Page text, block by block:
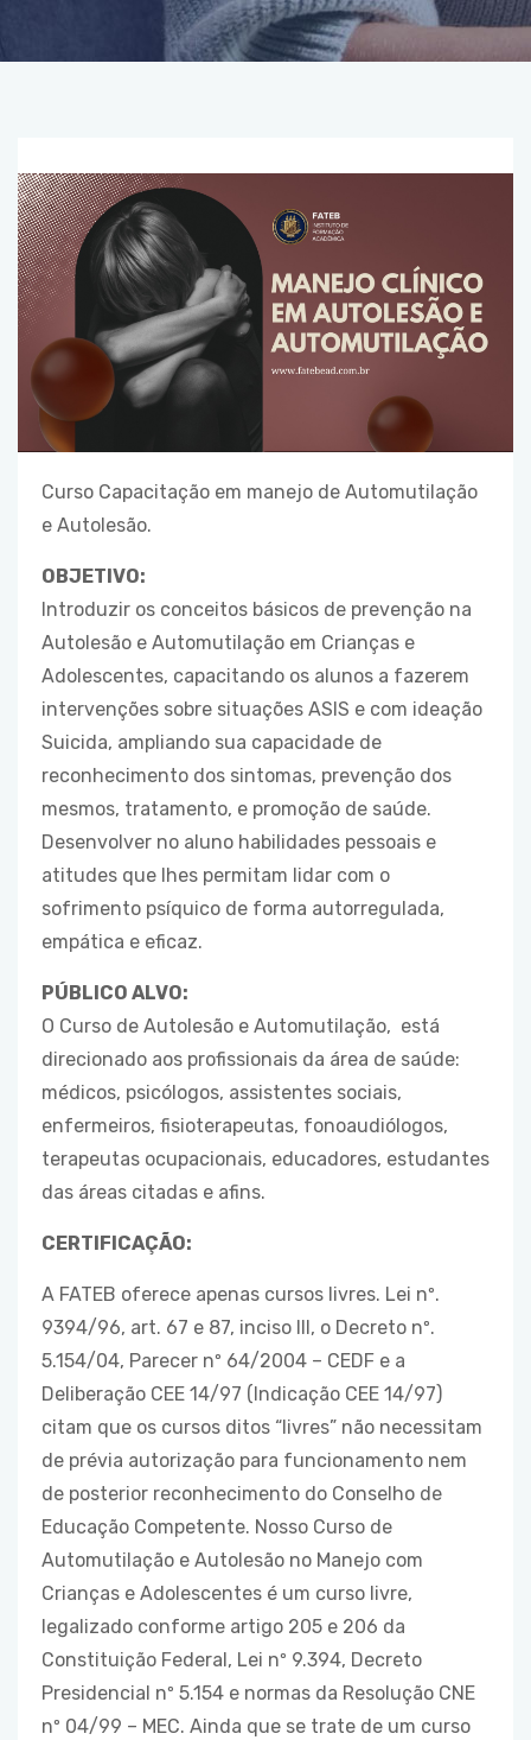
Curso Capacitação em manejo de Automutilação
e Autolesão.
OBJETIVO:
Introduzir os conceitos básicos de prevenção na
Autolesão e Automutilação em Crianças e
Adolescentes, capacitando os alunos a fazerem
intervenções sobre situações ASIS e com ideação
Suicida, ampliando sua capacidade de
reconhecimento dos sintomas, prevenção dos
mesmos, tratamento, e promoção de saúde.
Desenvolver no aluno habilidades pessoais e
atitudes que lhes permitam lidar com o
sofrimento psíquico de forma autorregulada,
empática e eficaz.
PÚBLICO ALVO:
O Curso de Autolesão e Automutilação, está
direcionado aos profissionais da área de saúde:
médicos, psicólogos, assistentes sociais,
enfermeiros, fisioterapeutas, fonoaudiólogos,
terapeutas ocupacionais, educadores, estudantes
das áreas citadas e afins.
CERTIFICAÇÃO:
A FATEB oferece apenas cursos livres. Lei nº.
9394/96, art. 67 e 87, inciso III, o Decreto nº.
5.154/04, Parecer nº 64/2004 – CEDF e a
Deliberação CEE 14/97 (Indicação CEE 14/97)
citam que os cursos ditos “livres” não necessitam
de prévia autorização para funcionamento nem
de posterior reconhecimento do Conselho de
Educação Competente. Nosso Curso de
Automutilação e Autolesão no Manejo com
Crianças e Adolescentes é um curso livre,
legalizado conforme artigo 205 e 206 da
Constituição Federal, Lei nº 9.394, Decreto
Presidencial nº 5.154 e normas da Resolução CNE
nº 04/99 – MEC. Ainda que se trate de um curso